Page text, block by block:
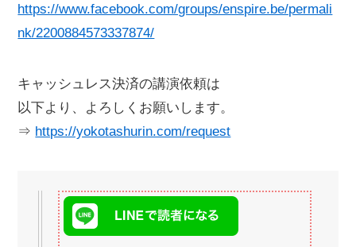
https://www.facebook.com/groups/enspire.be/permali
nk/2200884573337874/
キャッシュレス決済の講演依頼は
以下より、よろしくお願いします。
⇒ https://yokotashurin.com/request